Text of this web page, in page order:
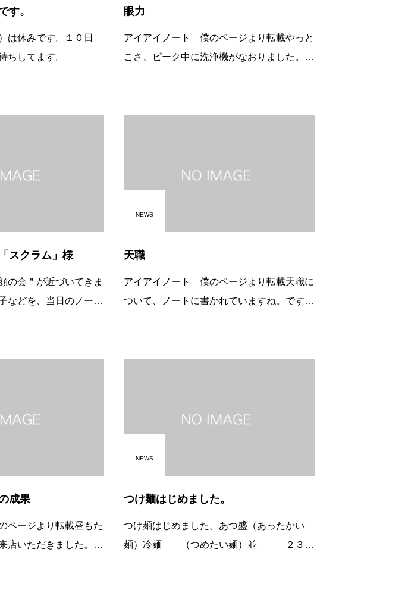
す。
は休みです。１０日
ちしてます。
眼力
アイアイノート 僕のページより転載やっと
こさ、ピーク中に洗浄機がなおりました。や
す。＂目は口ほどにものを言う＂経営者の先
スクラム」様
の会＂が近づいてきま
などを、当日のノート
児島市西陵の障害児学
NEWS
天職
アイアイノート 僕のページより転載天職に
ついて、ノートに書かれていますね。ですか
して次々に話が続く。書いた人は大変、嬉し
成果
ページより転載昼もた
店いただきました。つ
NEWS
つけ麺はじめました。
つけ麺はじめました。あつ盛（あったかい
麺）冷麺 （つめたい麺）並 ２３０